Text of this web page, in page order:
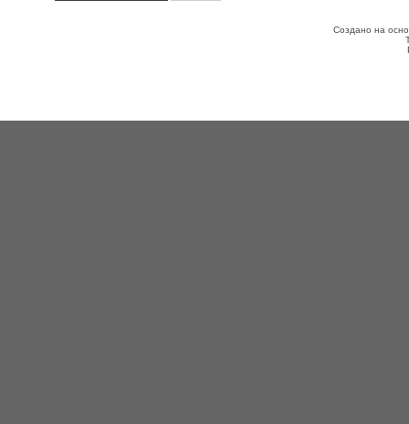
Создано на